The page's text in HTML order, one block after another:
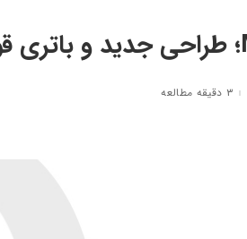
۳ دقیقه مطالعه